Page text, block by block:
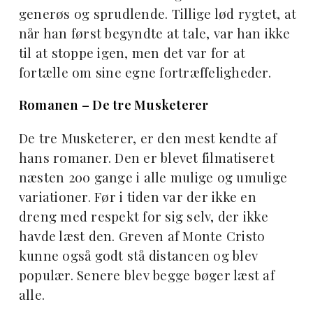
generøs og sprudlende. Tillige lød rygtet, at
når han først begyndte at tale, var han ikke
til at stoppe igen, men det var for at
fortælle om sine egne fortræffeligheder.
Romanen – De tre Musketerer
De tre Musketerer, er den mest kendte af
hans romaner. Den er blevet filmatiseret
næsten 200 gange i alle mulige og umulige
variationer. Før i tiden var der ikke en
dreng med respekt for sig selv, der ikke
havde læst den. Greven af Monte Cristo
kunne også godt stå distancen og blev
populær. Senere blev begge bøger læst af
alle.